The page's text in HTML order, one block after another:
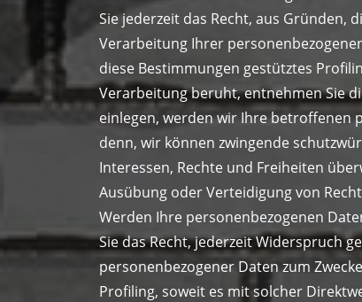
Sie jederzeit das Recht, aus Gründen,
Verarbeitung Ihrer
diese Bestimmungen gestütztes
Verarbeitung beruht, entnehmen Sie
einlegen, werden wir Ihre betroffenen
denn, wir können zwingende
Interessen, Rechte und Freiheiten
Ausübung oder Verteidigung von
Werden Ihre personenbezogenen
Sie das Recht, jederzeit Widerspruch
personenbezogener Daten zum
Profiling, soweit es mit solcher